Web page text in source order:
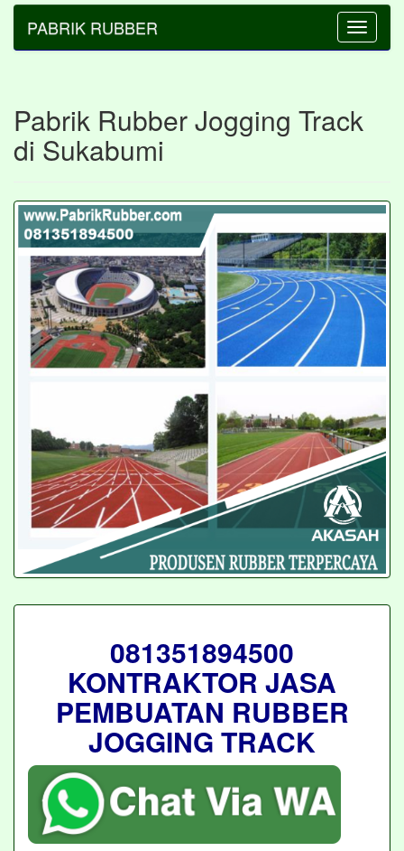
Toggle
PABRIK RUBBER
Pabrik Rubber Jogging Track
di Sukabumi
081351894500
KONTRAKTOR JASA
PEMBUATAN RUBBER
JOGGING TRACK